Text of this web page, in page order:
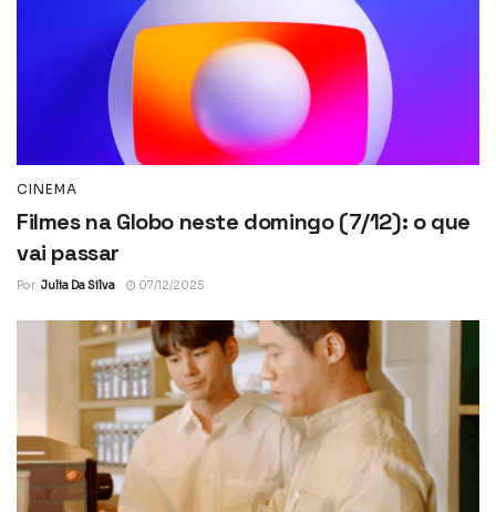
CINEMA
Filmes na Globo neste domingo (7/12): o que
vai passar
Por Julia Da Silva 07/12/2025